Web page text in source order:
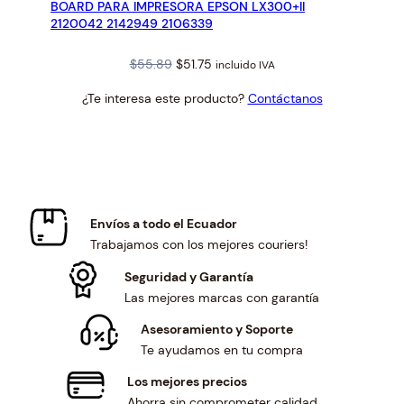
OFERTA
BOARD PARA IMPRESORA EPSON LX300+II
2120042 2142949 2106339
$55.89 Original
was:
$51.75Current
is:
incluido IVA
¿Te interesa este producto? Contáctanos
Envíos a todo el Ecuador
Trabajamos con los mejores couriers!
Seguridad y Garantía
Las mejores marcas con garantía
Asesoramiento y Soporte
Te ayudamos en tu compra
Los mejores precios